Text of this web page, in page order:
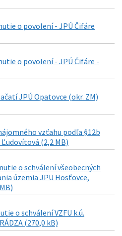
o povolení - JPÚ Čifáre
o povolení - JPÚ Čifáre -
JPÚ Opatovce (okr. ZM)
vzťahu podľa §12b
(2,2 MB)
o schválení všeobecných
územia JPU Hosťovce,
o schválení VZFU k.ú.
(270,0 kB)